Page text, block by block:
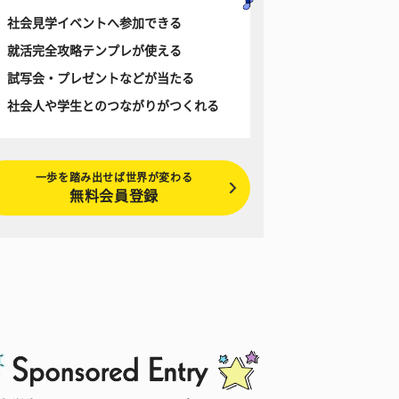
社会見学イベントへ参加できる
就活完全攻略テンプレが使える
試写会・プレゼントなどが当たる
社会人や学生とのつながりがつくれる
一歩を踏み出せば世界が変わる
無料会員登録